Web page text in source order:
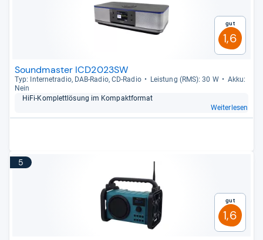
Gut
1,6
Soundmaster ICD2023SW
Typ: Inter­ne­tra­dio, DAB-​Radio, CD-​Radio Leis­tung (RMS): 30 W
Akku:
Nein
HiFi-​Kom­plett­lö­sung im Kom­pakt­for­mat
Weiterlesen
5
Gut
1,6